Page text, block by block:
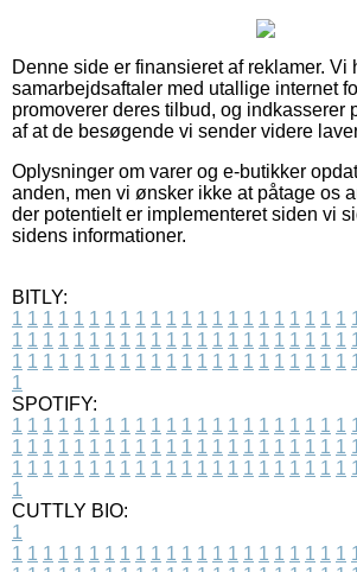
Denne side er finansieret af reklamer. Vi
samarbejdsaftaler med utallige internet
promoverer deres tilbud, og
af at de besøgende vi sender videre
Oplysninger om varer og e-butikker
anden, men vi ønsker ikke at påtage os
der potentielt er implementeret siden vi
sidens informationer.
BITLY:
1 1 1 1 1 1 1 1 1 1 1 1 1 1 1 1 1 1 1 1 1 1
1 1 1 1 1 1 1 1 1 1 1 1 1 1 1 1 1 1 1 1 1 1
1 1 1 1 1 1 1 1 1 1 1 1 1 1 1 1 1 1 1 1 1 1
1
SPOTIFY:
1 1 1 1 1 1 1 1 1 1 1 1 1 1 1 1 1 1 1 1 1 1
1 1 1 1 1 1 1 1 1 1 1 1 1 1 1 1 1 1 1 1 1 1
1 1 1 1 1 1 1 1 1 1 1 1 1 1 1 1 1 1 1 1 1 1
1
CUTTLY BIO:
1
1 1 1 1 1 1 1 1 1 1 1 1 1 1 1 1 1 1 1 1 1 1